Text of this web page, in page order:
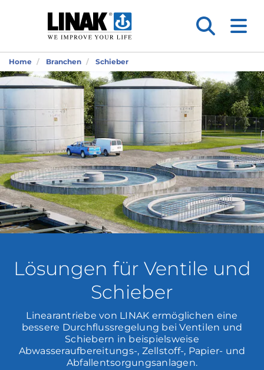
Home Branchen Schieber
Lösungen für Ventile und
Schieber
Linearantriebe von LINAK ermöglichen eine
bessere Durchflussregelung bei Ventilen und
Schiebern in beispielsweise
Abwasseraufbereitungs-, Zellstoff-, Papier- und
Abfallentsorgungsanlagen.